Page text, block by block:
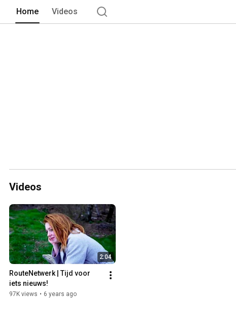
Home Videos
Videos
2:04
RouteNetwerk | Tijd voor
iets nieuws!
97K views • 6 years ago